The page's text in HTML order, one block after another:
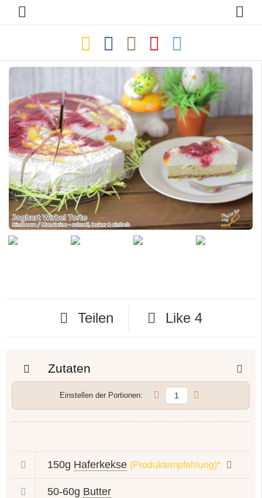
Teilen Like 4
Zutaten
Einstellen der Portionen:
150g Haferkekse (Produktempfehlung)*
50-60g Butter